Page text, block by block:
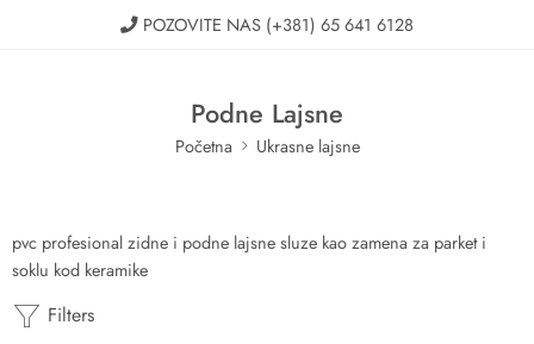
POZOVITE NAS (+381) 65 641 6128
Podne Lajsne
Početna Ukrasne lajsne
pvc profesional zidne i podne lajsne sluze kao zamena za parket i
soklu kod keramike
Filters